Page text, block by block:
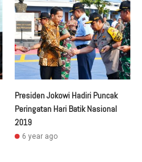
Presiden Jokowi Hadiri Puncak
Peringatan Hari Batik Nasional
2019
6 year ago